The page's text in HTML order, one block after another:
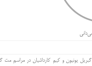
یونیون و کیم کارداشیان در مراسم مت